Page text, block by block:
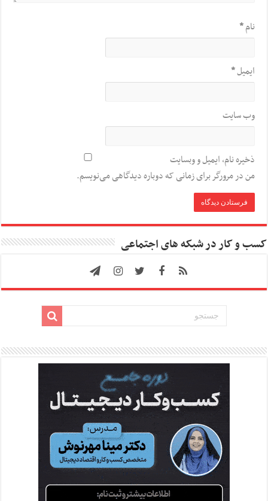
نام*
ایمیل*
وب‌ سایت
ذخیره نام، ایمیل و وبسایت
من در مرورگر برای زمانی که دوباره دیدگاهی می‌نویسم.
کسب و کار در شبکه های اجتماعی